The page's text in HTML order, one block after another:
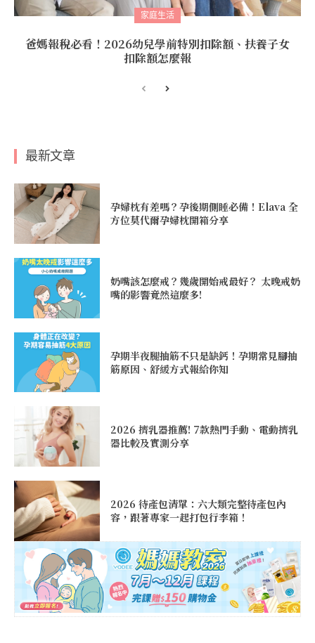
家庭生活
爸媽報稅必看！2026幼兒學前特別扣除額、扶養子女
扣除額怎麼報
最新文章
孕婦枕有差嗎？孕後期側睡必備！Elava 全
方位莫代爾孕婦枕開箱分享
奶嘴該怎麼戒？幾歲開始戒最好？ 太晚戒奶
嘴的影響竟然這麼多!
孕期半夜腿抽筋不只是缺鈣！孕期常見腳抽
筋原因、舒緩方式報給你知
2026 擠乳器推薦! 7款熱門手動、電動擠乳
器比較及實測分享
2026 待產包清單：六大類完整待產包內
容，跟著專家一起打包行李箱！